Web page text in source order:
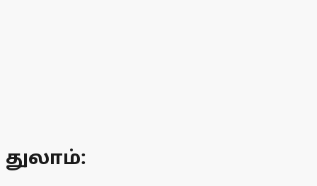
துலாம்: